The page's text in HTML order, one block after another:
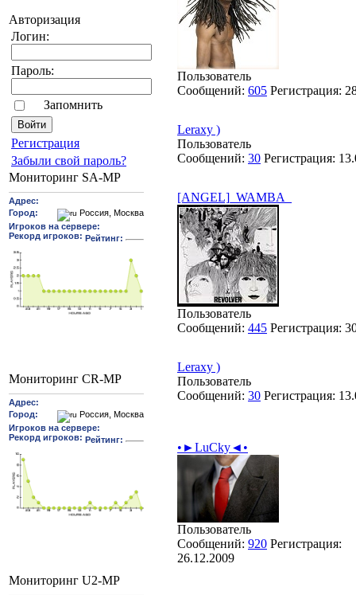
Авторизация
Логин:
Пароль:
Запомнить
Pегиcтрaция
Забыли свой пароль?
Мониторинг SA-MP
Мониторинг CR-MP
Мониторинг U2-MP
Пользователь
Сообщений: 605 Регистрация:
Leraxy )
Пользователь
Сообщений: 30 Регистрация:
[ANGEL]_WAMBA_
Пользователь
Сообщений: 445 Регистрация:
Leraxy )
Пользователь
Сообщений: 30 Регистрация:
•►LuCky◄•
Пользователь
Сообщений: 920 Регистрация:
26.12.2009